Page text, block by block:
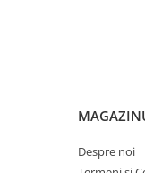
Despre noi